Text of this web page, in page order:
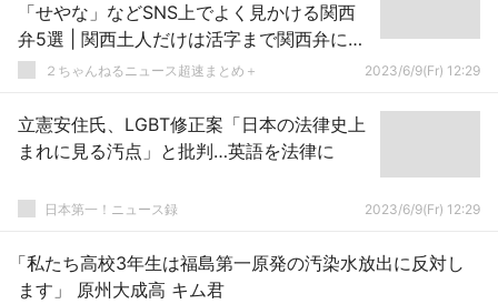
「せやな」などSNS上でよく見かける関西
弁5選 | 関西土人だけは活字まで関西弁にす
るよな２ちゃんねるニュース超速まとめ＋ 2023/6/9(Fr) 12:29
立憲安住氏、LGBT修正案「日本の法律史上
まれに見る汚点」と批判…英語を法律に
日本第一！ニュース録 2023/6/9(Fr) 12:29
「私たち高校3年生は福島第一原発の汚染水放出に反対し
ます」 原州大成高 キム君